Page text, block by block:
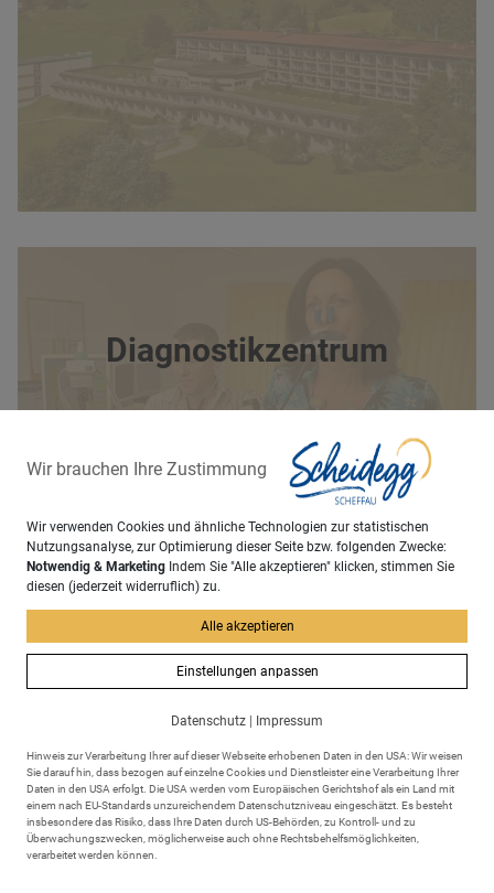
Diagnostikzentrum
Therapiezentrum
Herzberger
Wir brauchen Ihre Zustimmung
Wir verwenden Cookies und ähnliche Technologien zur statistischen
Nutzungsanalyse, zur Optimierung dieser Seite bzw. folgenden Zwecke:
Notwendig & Marketing Indem Sie "Alle akzeptieren" klicken, stimmen Sie
diesen (jederzeit widerruflich) zu.
Alle akzeptieren
Einstellungen anpassen
Datenschutz Impressum
Hinweis zur Verarbeitung Ihrer auf dieser Webseite erhobenen Daten in den USA: Wir weisen
Sie darauf hin, dass bezogen auf einzelne Cookies und Dienstleister eine Verarbeitung Ihrer
Daten in den USA erfolgt. Die USA werden vom Europäischen Gerichtshof als ein Land mit
einem nach EU-Standards unzureichendem Datenschutzniveau eingeschätzt. Es besteht
insbesondere das Risiko, dass Ihre Daten durch US-Behörden, zu Kontroll- und zu
Überwachungszwecken, möglicherweise auch ohne Rechtsbehelfsmöglichkeiten,
verarbeitet werden können.